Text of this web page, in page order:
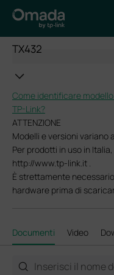
TX432
Come identificare
TP-Link?
ATTENZIONE
Modelli e versioni variano
Per prodotti in uso in
http://www.tp-link.it .
È strettamente
hardware prima di
Documenti Video